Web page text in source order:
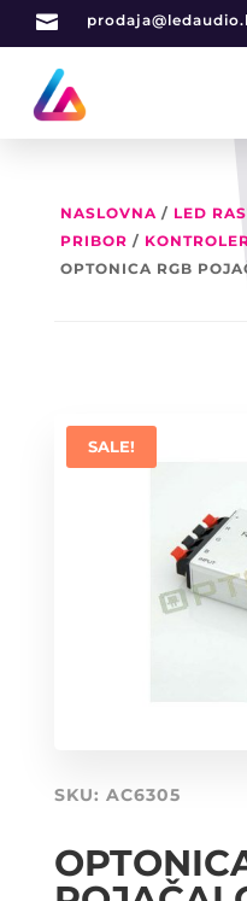

NASLOVNA/ LED
PRIBOR /
OPTONICA RGB
SKU: AC6305
SALE!